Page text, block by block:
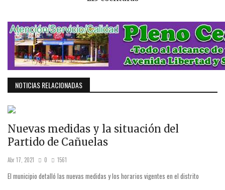
NOTICIAS RELACIONADAS
Nuevas medidas y la situación del
Partido de Cañuelas
Abr 17, 2021 0 1561
El municipio detalló las nuevas medidas y los horarios vigentes en el distrito